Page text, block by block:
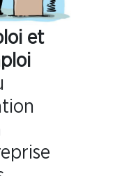
et